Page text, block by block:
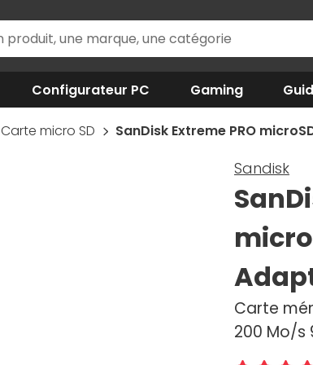
Configurateur PC Gaming
Carte micro SD SanDisk Extreme PRO
Sandisk
Carte
200 Mo/s